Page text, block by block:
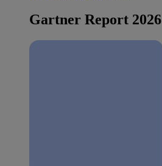
Gartner Report 2026